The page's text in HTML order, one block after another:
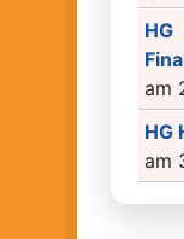
am
HG
am